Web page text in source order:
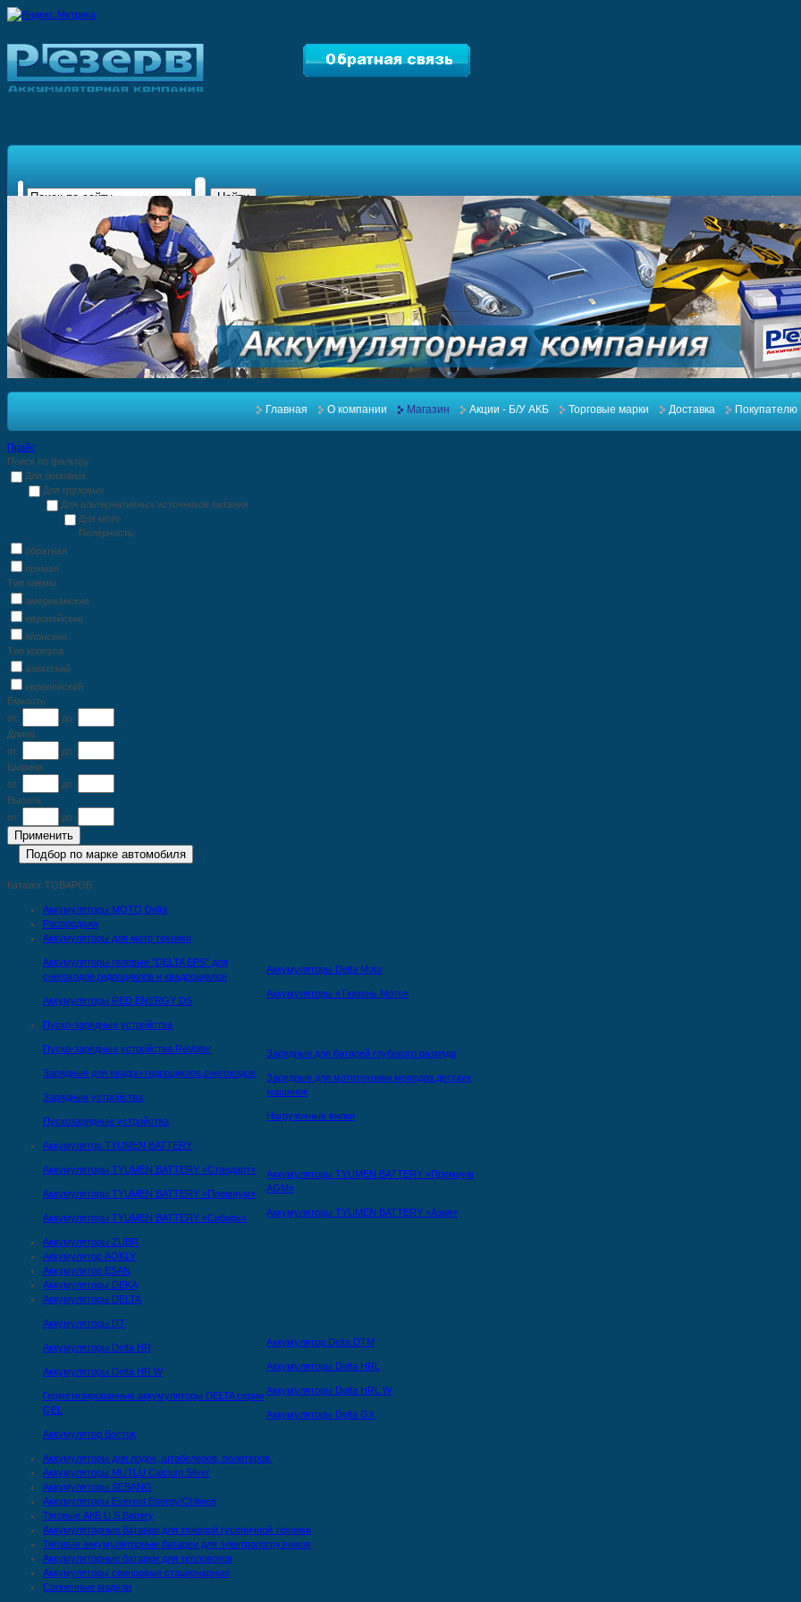
Главная О компании Магазин Акции - Б/У АКБ Торговые марки Доставка Покупателю
Прайс
Поиск по фильтру
Для легковых
Для грузовых
Для альтернативных источников питания
Для мото
Полярность:
обратная
прямая
Тип клемм:
американские
европейские
японские
Тип корпуса
азиатский
европейский
Емкость
от:
до:
Длина
от:
до:
Ширина
от:
до:
Высота
от:
до:
Каталог ТОВАРОВ
Аккумуляторы MOTO Delta
Распродажа
Аккумуляторы для мото техники
Аккумуляторы гелевые "DELTA EPS" для
снегоходов,гидроциклов и квадроциклов
Аккумуляторы RED ENERGY DS
Аккумуляторы Delta Moto
Аккумуляторы «Тюмень Мото»
Пуско-зарядные устройства
Пуско-зарядные устройства ReVolter
Зарядные для квадро-гидроциклов,снегоходов
Зарядные устройства
Пускозарядные устройства
Зарядные для батарей глубокого разряда
Зарядные для мототехники,мопедов,детских
машинок
Нагрузочные вилки
Аккумулятор TYUMEN BATTERY
Аккумуляторы TYUMEN BATTERY «Стандарт»
Аккумуляторы TYUMEN BATTERY «Премиум»
Аккумуляторы TYUMEN BATTERY «Сибирь»
Аккумуляторы TYUMEN BATTERY «Премиум
AGM»
Аккумуляторы TYUMEN BATTERY «Азия»
Аккумуляторы ZUBR
Аккумулятор AOKLY
Аккумулятор ESAN
Аккумуляторы DEKA
Аккумуляторы DELTA
Аккумуляторы DT
Аккумуляторы Delta HR
Аккумуляторы Delta HR W
Герметизированные аккумуляторы DELTA серии
GEL
Аккумулятор Восток
Аккумулятор Delta DTМ
Аккумуляторы Delta HRL
Аккумуляторы Delta HRL W
Аккумуляторы Delta GX
Аккумуляторы для лодок, штабелеров, полотеров.
Аккумуляторы MUTLU Calcium Silver
Аккумуляторы SEBANG
Аккумуляторы Everest Energy/Chilwee
Тяговые АКБ U.S.Battery
Аккумуляторные батареи для тяжелой гусеничной техники
Тяговые аккумуляторные батареи для электропогрузчиков
Аккумуляторные батареи для тепловозов
Аккумуляторы свинцовые стационарные
Солнечные модули